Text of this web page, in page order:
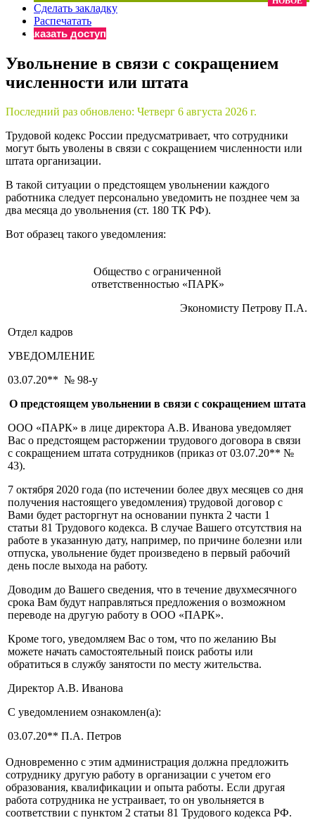
Бератор
«Практическая энциклопедия бухгалтера»
«Нормативные акты для бухгалтера»
Материалы электронного журнала
Онлайн-сервисы «Учетная политика» и «Алгоритмы для
Просто заполните форму, и мы вышлем вам на почту
Сделать закладку
Распечатать
Заказать доступ
Увольнение в связи с сокращением
численности или штата
Последний раз обновлено: Четверг 6 августа 2026 г.
Трудовой кодекс России предусматривает, что сотрудники
могут быть уволены в связи с сокращением численности или
штата организации.
В такой ситуации о предстоящем увольнении каждого
работника следует персонально уведомить не позднее чем за
два месяца до увольнения (ст. 180 ТК РФ).
Вот образец такого уведомления:
Общество с ограниченной
ответственностью «ПАРК»
Экономисту Петрову П.А.
Отдел кадров
УВЕДОМЛЕНИЕ
03.07.20** № 98-у
О предстоящем увольнении в связи с сокращением штата
ООО «ПАРК» в лице директора А.В. Иванова уведомляет
Вас о предстоящем расторжении трудового договора в связи
с сокращением штата сотрудников (приказ от 03.07.20** №
43).
7 октября 2020 года (по истечении более двух месяцев со дня
получения настоящего уведомления) трудовой договор с
Вами будет расторгнут на основании пункта 2 части 1
статьи 81 Трудового кодекса. В случае Вашего отсутствия на
работе в указанную дату, например, по причине болезни или
отпуска, увольнение будет произведено в первый рабочий
день после выхода на работу.
Доводим до Вашего сведения, что в течение двухмесячного
срока Вам будут направляться предложения о возможном
переводе на другую работу в ООО «ПАРК».
Кроме того, уведомляем Вас о том, что по желанию Вы
можете начать самостоятельный поиск работы или
обратиться в службу занятости по месту жительства.
Директор А.В. Иванова
С уведомлением ознакомлен(а):
03.07.20** П.А. Петров
Одновременно с этим администрация должна предложить
сотруднику другую работу в организации с учетом его
образования, квалификации и опыта работы. Если другая
работа сотрудника не устраивает, то он увольняется в
соответствии с пунктом 2 статьи 81 Трудового кодекса РФ.